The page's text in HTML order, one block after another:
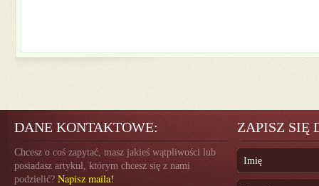
DANE KONTAKTOWE:
Chcesz o coś zapytać, masz jakieś wątpliwości lub
posiadasz artykuł, którym chcesz się z nami
podzielić? Napisz maila!
ZAPISZ SIĘ